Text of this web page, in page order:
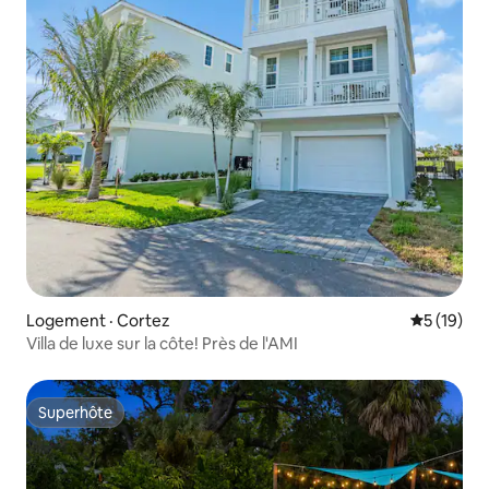
Logement · Cortez Note
5 (19)
Villa de luxe sur la côte! Près de l'AMI
Superhôte
Superhôte